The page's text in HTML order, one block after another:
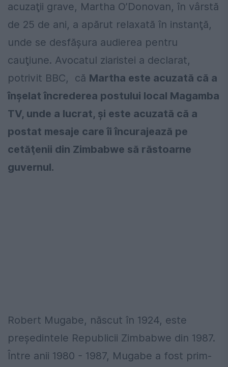
acuzaţii grave, Martha O’Donovan, în vârstă
de 25 de ani, a apărut relaxată în instanţă,
unde se desfăşura audierea pentru
cauţiune. Avocatul ziaristei a declarat,
potrivit BBC, că Martha este acuzată că a
înşelat încrederea postului local Magamba
TV, unde a lucrat, şi este acuzată că a
postat mesaje care îi încurajează pe
cetăţenii din Zimbabwe să răstoarne
guvernul.
Robert Mugabe, născut în 1924, este
președintele Republicii Zimbabwe din 1987.
Între anii 1980 - 1987, Mugabe a fost prim-